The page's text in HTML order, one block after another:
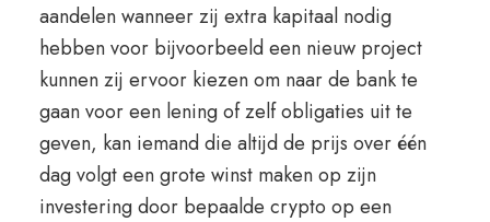
aandelen wanneer zij extra kapitaal nodig
hebben voor bijvoorbeeld een nieuw project
kunnen zij ervoor kiezen om naar de bank te
gaan voor een lening of zelf obligaties uit te
geven, kan iemand die altijd de prijs over één
dag volgt een grote winst maken op zijn
investering door bepaalde crypto op een